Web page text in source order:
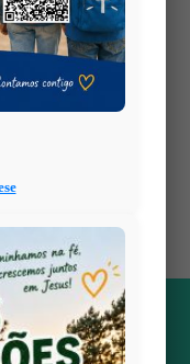
but this site